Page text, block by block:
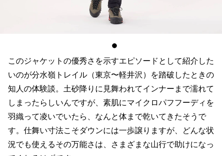
このジャケットの優秀さを示すエピソードとして紹介した
いのが分水嶺トレイル（東京〜軽井沢）を踏破したときの
知人の体験談。土砂降りに見舞われてインナーまで濡れて
しまったらしいんですが、素肌にマイクロパフフーディを
羽織って凌いでいたら、なんと体まで乾いてきたそうで
す。仕舞い寸法こそダウンには一歩譲りますが、どんな状
況でも使えるその万能さは、さまざまな山行で助けになっ